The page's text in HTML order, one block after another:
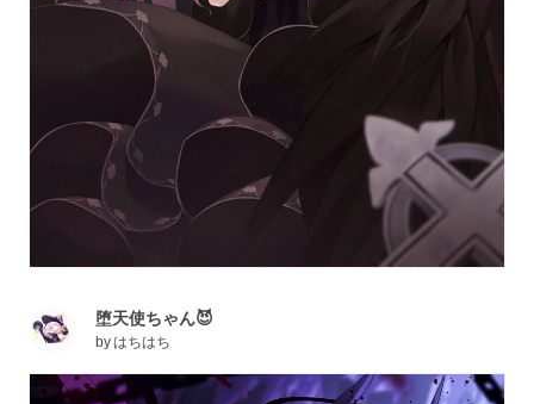
堕天使ちゃん😈
byはちはち